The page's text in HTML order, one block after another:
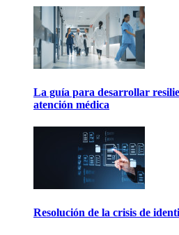
La guía para desarrollar
atención médica
Resolución de la crisis de